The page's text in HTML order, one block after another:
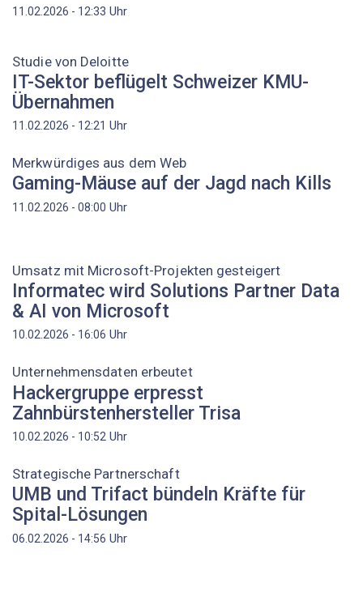
11.02.2026 - 12:33 Uhr
Studie von Deloitte
IT-Sektor beflügelt Schweizer KMU-
Übernahmen
11.02.2026 - 12:21 Uhr
Merkwürdiges aus dem Web
Gaming-Mäuse auf der Jagd nach Kills
11.02.2026 - 08:00 Uhr
Umsatz mit Microsoft-Projekten gesteigert
Informatec wird Solutions Partner Data
& AI von Microsoft
10.02.2026 - 16:06 Uhr
Unternehmensdaten erbeutet
Hackergruppe erpresst
Zahnbürstenhersteller Trisa
10.02.2026 - 10:52 Uhr
Strategische Partnerschaft
UMB und Trifact bündeln Kräfte für
Spital-Lösungen
06.02.2026 - 14:56 Uhr